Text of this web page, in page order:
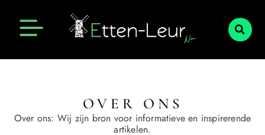
OVER ONS
Over ons: Wij zijn bron voor informatieve en inspirerende
artikelen.